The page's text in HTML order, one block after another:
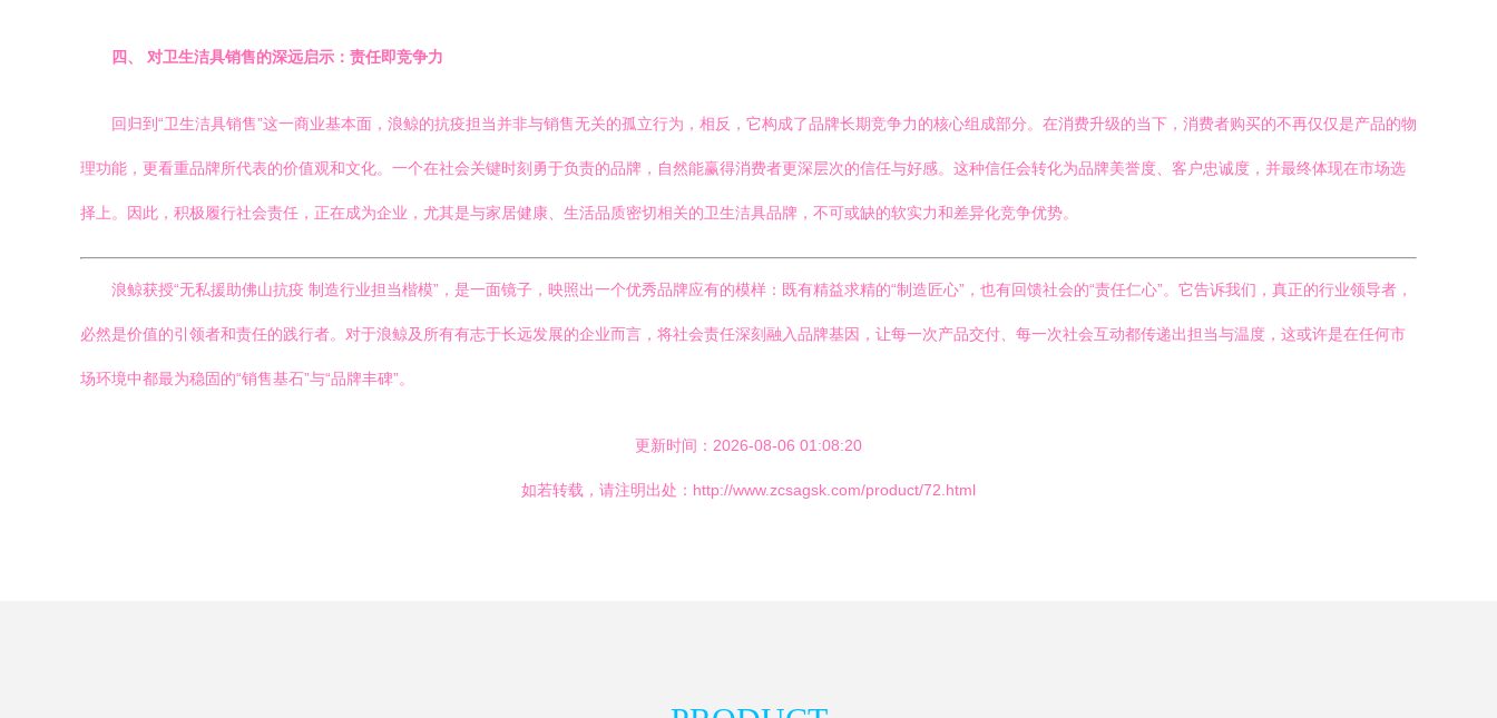
四、 对卫生洁具销售的深远启示：责任即竞争力
回归到“卫生洁具销售”这一商业基本面，浪鲸的抗疫担当并非与销售无关的孤立行为，相反，它构成了品牌长期竞争力的核心组成部分。在消费升级的当下，消费者购买的不再仅仅是产品的物
理功能，更看重品牌所代表的价值观和文化。一个在社会关键时刻勇于负责的品牌，自然能赢得消费者更深层次的信任与好感。这种信任会转化为品牌美誉度、客户忠诚度，并最终体现在市场选
择上。因此，积极履行社会责任，正在成为企业，尤其是与家居健康、生活品质密切相关的卫生洁具品牌，不可或缺的软实力和差异化竞争优势。
浪鲸获授“无私援助佛山抗疫 制造行业担当楷模”，是一面镜子，映照出一个优秀品牌应有的模样：既有精益求精的“制造匠心”，也有回馈社会的“责任仁心”。它告诉我们，真正的行业领导者，
必然是价值的引领者和责任的践行者。对于浪鲸及所有有志于长远发展的企业而言，将社会责任深刻融入品牌基因，让每一次产品交付、每一次社会互动都传递出担当与温度，这或许是在任何市
场环境中都最为稳固的“销售基石”与“品牌丰碑”。
更新时间：2026-08-06 01:08:20
如若转载，请注明出处：http://www.zcsagsk.com/product/72.html